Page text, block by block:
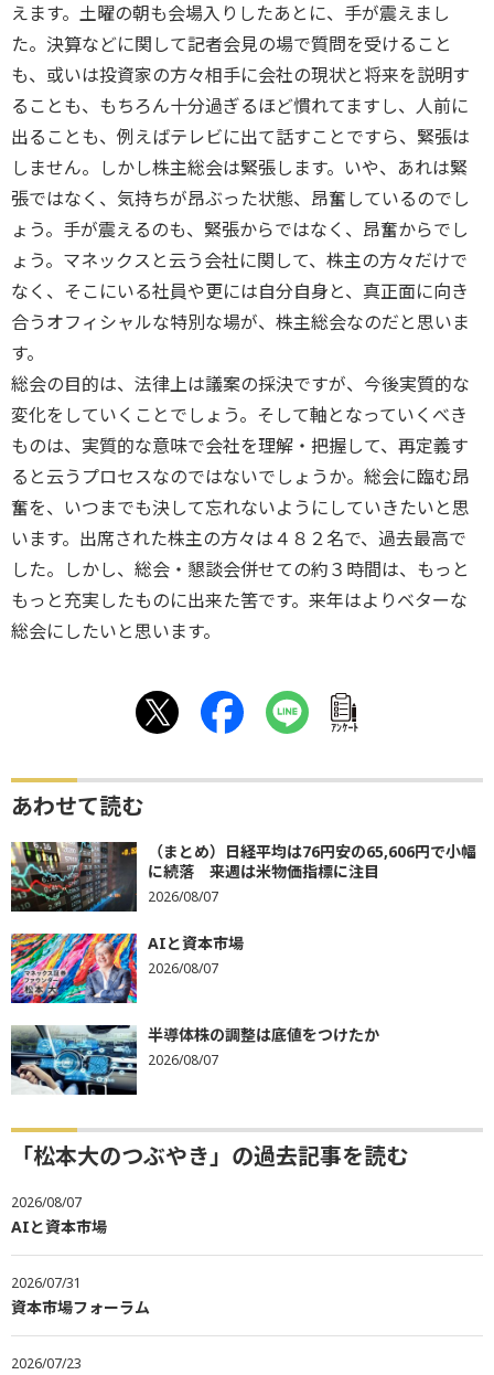
えます。土曜の朝も会場入りしたあとに、手が震えまし
た。決算などに関して記者会見の場で質問を受けること
も、或いは投資家の方々相手に会社の現状と将来を説明す
ることも、もちろん十分過ぎるほど慣れてますし、人前に
出ることも、例えばテレビに出て話すことですら、緊張は
しません。しかし株主総会は緊張します。いや、あれは緊
張ではなく、気持ちが昂ぶった状態、昂奮しているのでし
ょう。手が震えるのも、緊張からではなく、昂奮からでし
ょう。マネックスと云う会社に関して、株主の方々だけで
なく、そこにいる社員や更には自分自身と、真正面に向き
合うオフィシャルな特別な場が、株主総会なのだと思いま
す。
総会の目的は、法律上は議案の採決ですが、今後実質的な
変化をしていくことでしょう。そして軸となっていくべき
ものは、実質的な意味で会社を理解・把握して、再定義す
ると云うプロセスなのではないでしょうか。総会に臨む昂
奮を、いつまでも決して忘れないようにしていきたいと思
います。出席された株主の方々は４８２名で、過去最高で
した。しかし、総会・懇談会併せての約３時間は、もっと
もっと充実したものに出来た筈です。来年はよりベターな
総会にしたいと思います。
ｱﾝｹｰﾄ
あわせて読む
（まとめ）日経平均は76円安の65,606円で小幅
に続落 来週は米物価指標に注目
2026/08/07
AIと資本市場
2026/08/07
半導体株の調整は底値をつけたか
2026/08/07
「松本大のつぶやき」の過去記事を読む
2026/08/07
AIと資本市場
2026/07/31
資本市場フォーラム
2026/07/23